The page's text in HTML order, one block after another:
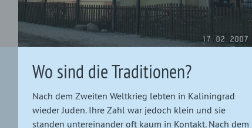
Wo sind die Traditionen?
Nach dem Zweiten Weltkrieg lebten in Kaliningrad
wieder Juden. Ihre Zahl war jedoch klein und sie
standen untereinander oft kaum in Kontakt. Nach dem